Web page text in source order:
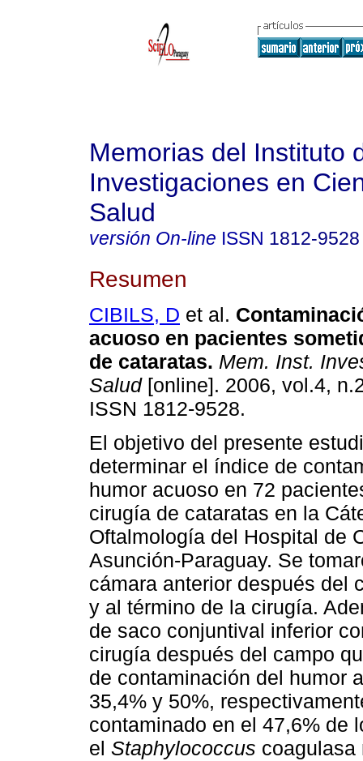
Memorias del Instituto
Investigaciones en
Salud
versión On-line ISSN 1812-9528
Resumen
CIBILS, D et al.
acuoso en pacientes
de cataratas. Mem. Inst.
Salud[online]. 2006, vol.4,
ISSN 1812-9528.
El objetivo del presente
determinar el índice de
humor acuoso en 72
cirugía de cataratas en la
Oftalmología del Hospital de
Asunción-Paraguay. Se
cámara anterior después del
y al término de la cirugía.
de saco conjuntival inferior
cirugía después del campo
de contaminación del humor
35,4% y 50%,
contaminado en el 47,6% de
el Staphylococcus coagulasa